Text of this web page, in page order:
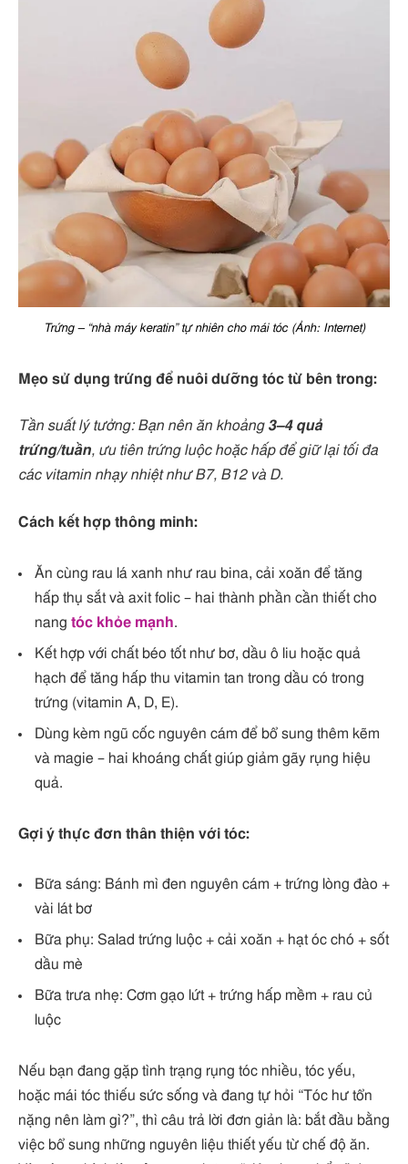
Trứng – “nhà máy keratin” tự nhiên cho mái tóc (Ảnh: Internet)
Mẹo sử dụng trứng để nuôi dưỡng tóc từ bên trong:
Tần suất lý tưởng: Bạn nên ăn khoảng 3–4 quả
trứng/tuần, ưu tiên trứng luộc hoặc hấp để giữ lại tối đa
các vitamin nhạy nhiệt như B7, B12 và D.
Cách kết hợp thông minh:
Ăn cùng rau lá xanh như rau bina, cải xoăn để tăng
hấp thụ sắt và axit folic – hai thành phần cần thiết cho
nang tóc khỏe mạnh.
Kết hợp với chất béo tốt như bơ, dầu ô liu hoặc quả
hạch để tăng hấp thu vitamin tan trong dầu có trong
trứng (vitamin A, D, E).
Dùng kèm ngũ cốc nguyên cám để bổ sung thêm kẽm
và magie – hai khoáng chất giúp giảm gãy rụng hiệu
quả.
Gợi ý thực đơn thân thiện với tóc:
Bữa sáng: Bánh mì đen nguyên cám + trứng lòng đào +
vài lát bơ
Bữa phụ: Salad trứng luộc + cải xoăn + hạt óc chó + sốt
dầu mè
Bữa trưa nhẹ: Cơm gạo lứt + trứng hấp mềm + rau củ
luộc
Nếu bạn đang gặp tình trạng rụng tóc nhiều, tóc yếu,
hoặc mái tóc thiếu sức sống và đang tự hỏi “Tóc hư tổn
nặng nên làm gì?”, thì câu trả lời đơn giản là: bắt đầu bằng
việc bổ sung những nguyên liệu thiết yếu từ chế độ ăn.